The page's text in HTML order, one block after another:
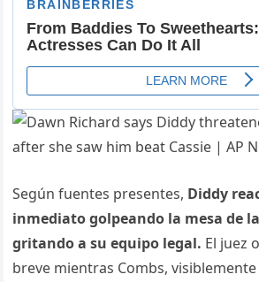
Según fuentes presentes, Diddy
inmediato golpeando la mesa de
gritando a su equipo legal. El juez
breve mientras Combs,